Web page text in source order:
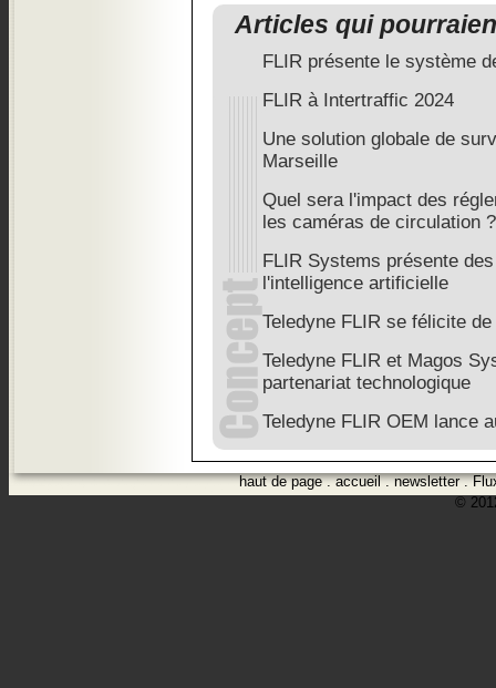
Articles qui
FLIR présente le système
FLIR à Intertraffic 2024
Une solution globale de
Marseille
Quel sera l'impact des
les caméras de circulation ?
FLIR Systems présente
l'intelligence artificielle
Teledyne FLIR se félicite
Teledyne FLIR et Magos
partenariat technologique
Teledyne FLIR OEM lance
haut de page.accueil.newsletter.
©